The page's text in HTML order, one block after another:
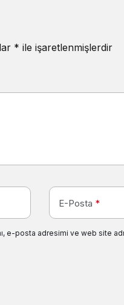
* ile işaretlenmişlerdir
E-Posta *
e-posta adresimi ve web site